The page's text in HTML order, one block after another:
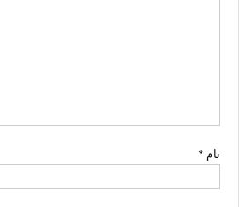
نام*